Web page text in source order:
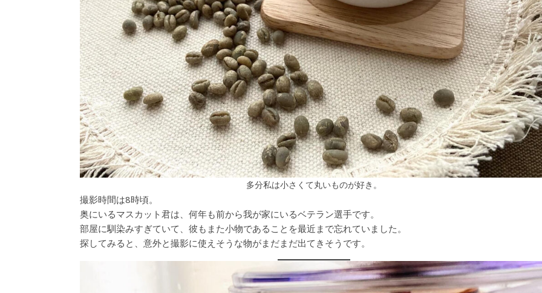
多分私は小さくて丸いものが好き。
撮影時間は8時頃。
奥にいるマスカット君は、何年も前から我が家にいるベテラン選手です。
部屋に馴染みすぎていて、彼もまた小物であることを最近まで忘れていました。
探してみると、意外と撮影に使えそうな物がまだまだ出てきそうです。